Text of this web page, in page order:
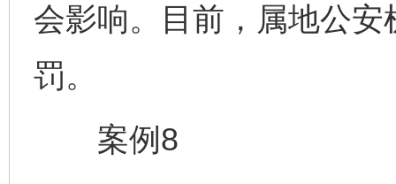
会影响。目前，属地公
罚。
案例8